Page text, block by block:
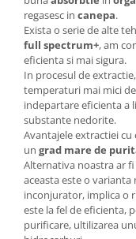
regasesc in canepa.
Exista o serie de alte
full spectrum+, am
eficienta si mai sigura.
In procesul de
temperaturi mai mici
indepartare eficienta a
substante nedorite.
Avantajele extractiei
un grad mare de
Alternativa noastra ar fi
aceasta este o
inconjurator, implica o
este la fel de eficienta,
purificare, ultilizarea